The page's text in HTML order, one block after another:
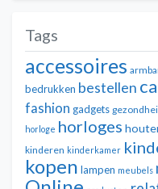
Tags
accessoires
bedrukken bestellen
fashion gadgets
horloge horloges
kinderen kinderkamer
kopen lampen meubels